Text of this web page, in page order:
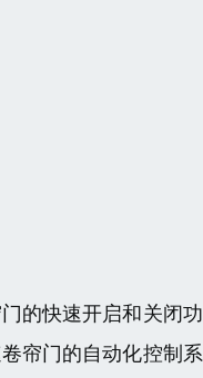
的快速开启和关闭
帘门的自动化控制